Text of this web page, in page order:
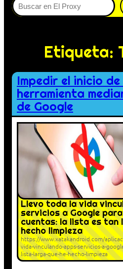
Etiqueta:
Impedir el inicio
herramienta
de Google
Llevo toda la vida
servicios a Google
cuentas: la lista es tan
hecho limpieza
https://www.xatakandroid.com/
vida-vinculando-apps-servicios-a-
lista-larga-que-he-hecho-limpieza